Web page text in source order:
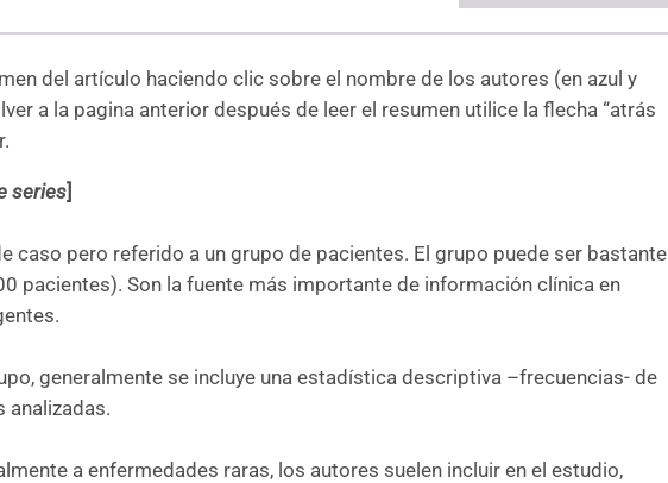
del artículo haciendo clic sobre el nombre de los autores (en azul y
a la pagina anterior después de leer el resumen utilice la flecha “atrás
series]
caso pero referido a un grupo de pacientes. El grupo puede ser bastante
pacientes). Son la fuente más importante de información clínica en
generalmente se incluye una estadística descriptiva –frecuencias- de
analizadas.
a enfermedades raras, los autores suelen incluir en el estudio,